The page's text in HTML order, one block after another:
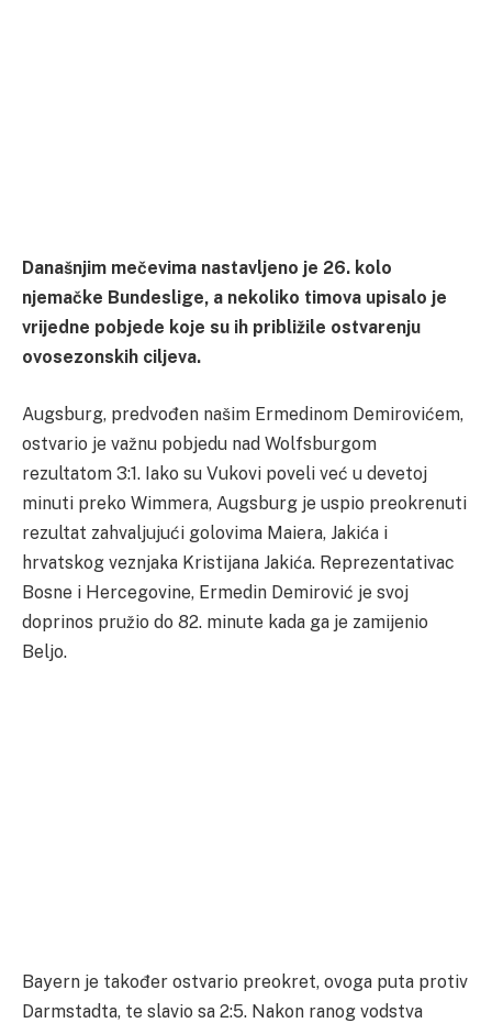
Današnjim mečevima nastavljeno je 26. kolo
njemačke Bundeslige, a nekoliko timova upisalo je
vrijedne pobjede koje su ih približile ostvarenju
ovosezonskih ciljeva.
Augsburg, predvođen našim Ermedinom Demirovićem,
ostvario je važnu pobjedu nad Wolfsburgom
rezultatom 3:1. Iako su Vukovi poveli već u devetoj
minuti preko Wimmera, Augsburg je uspio preokrenuti
rezultat zahvaljujući golovima Maiera, Jakića i
hrvatskog veznjaka Kristijana Jakića. Reprezentativac
Bosne i Hercegovine, Ermedin Demirović je svoj
doprinos pružio do 82. minute kada ga je zamijenio
Beljo.
Bayern je također ostvario preokret, ovoga puta protiv
Darmstadta, te slavio sa 2:5. Nakon ranog vodstva